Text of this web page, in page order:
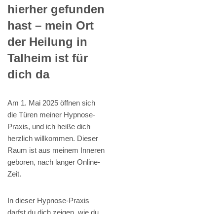
hierher gefunden
hast – mein Ort
der Heilung in
Talheim ist für
dich da
Am 1. Mai 2025 öffnen sich
die Türen meiner Hypnose-
Praxis, und ich heiße dich
herzlich willkommen. Dieser
Raum ist aus meinem Inneren
geboren, nach langer Online-
Zeit.
In dieser Hypnose-Praxis
darfst du dich zeigen, wie du